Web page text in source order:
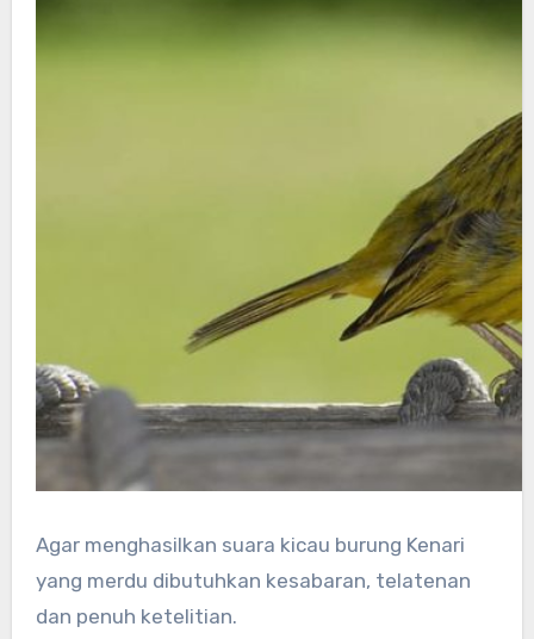
Agar menghasilkan suara kicau burung Kenari
yang merdu dibutuhkan kesabaran, telatenan
dan penuh ketelitian.